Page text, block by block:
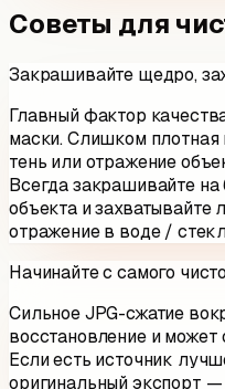
Советы для
Закрашивайте щедро,
Главный фактор
маски. Слишком плотная
тень или отражение
Всегда закрашивайте
объекта и
отражение в воде /
Начинайте с самого
Сильное JPG-сжатие
восстановление и
Если есть источник
оригинальный экспорт —